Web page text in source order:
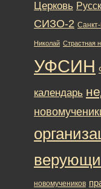
Церковь
СИЗО-2
Николай Страстная
УФСИН
календарь
новомучеников